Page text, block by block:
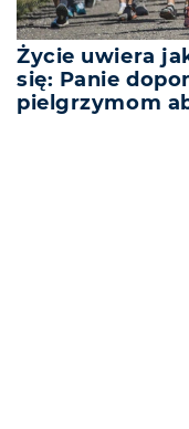
Życie uwiera
się: Panie
pielgrzymom